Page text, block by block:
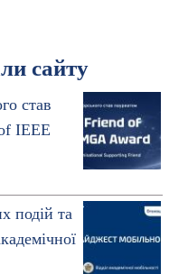
сайту
став
IEEE
подій та